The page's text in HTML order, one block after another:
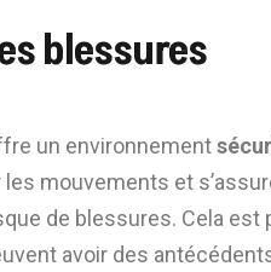
blessures
un environnement
mouvements et
de blessures. Cela est
avoir des